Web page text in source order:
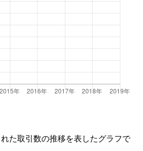
た取引数の推移を表したグラフで